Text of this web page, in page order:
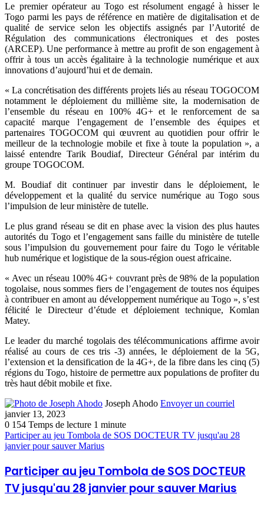
Le premier opérateur au Togo est résolument engagé à hisser le
Togo parmi les pays de référence en matière de digitalisation et de
qualité de service selon les objectifs assignés par l’Autorité de
Régulation des communications électroniques et des postes
(ARCEP). Une performance à mettre au profit de son engagement à
offrir à tous un accès égalitaire à la technologie numérique et aux
innovations d’aujourd’hui et de demain.
« La concrétisation des différents projets liés au réseau TOGOCOM
notamment le déploiement du millième site, la modernisation de
l’ensemble du réseau en 100% 4G+ et le renforcement de sa
capacité marque l’engagement de l’ensemble des équipes et
partenaires TOGOCOM qui œuvrent au quotidien pour offrir le
meilleur de la technologie mobile et fixe à toute la population », a
laissé entendre Tarik Boudiaf, Directeur Général par intérim du
groupe TOGOCOM.
M. Boudiaf dit continuer par investir dans le déploiement, le
développement et la qualité du service numérique au Togo sous
l’impulsion de leur ministère de tutelle.
Le plus grand réseau se dit en phase avec la vision des plus hautes
autorités du Togo et l’engagement sans faille du ministère de tutelle
sous l’impulsion du gouvernement pour faire du Togo le véritable
hub numérique et logistique de la sous-région ouest africaine.
« Avec un réseau 100% 4G+ couvrant près de 98% de la population
togolaise, nous sommes fiers de l’engagement de toutes nos équipes
à contribuer en amont au développement numérique au Togo », s’est
félicité le Directeur d’étude et déploiement technique, Komlan
Matey.
Le leader du marché togolais des télécommunications affirme avoir
réalisé au cours de ces tris -3) années, le déploiement de la 5G,
l’extension et la densification de la 4G+, de la fibre dans les cinq (5)
régions du Togo, histoire de permettre aux populations de profiter du
très haut débit mobile et fixe.
Joseph Ahodo Envoyer un courriel
janvier 13, 2023
0 154 Temps de lecture 1 minute
Participer au jeu Tombola de SOS DOCTEUR TV jusqu'au 28
janvier pour sauver Marius
Participer au jeu Tombola de SOS DOCTEUR
TV jusqu'au 28 janvier pour sauver Marius